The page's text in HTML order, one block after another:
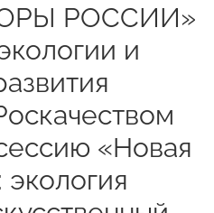
РОССИИ»
и
«Новая
экология